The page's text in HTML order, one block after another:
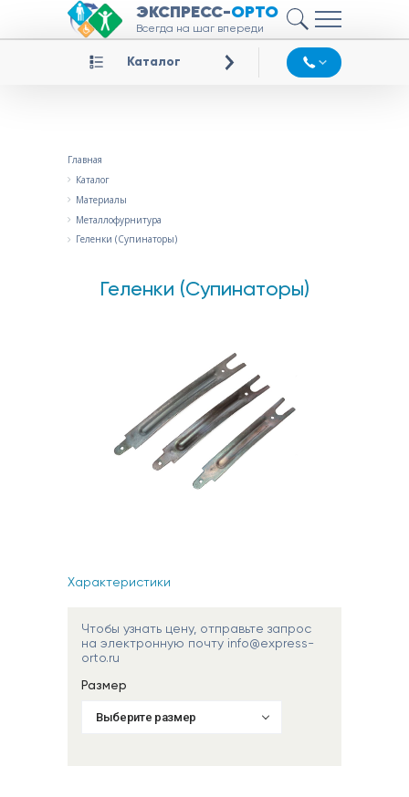
ЭКСПРЕСС-ОРТО
Всегда на шаг впереди
Каталог
Главная
Каталог
Материалы
Металлофурнитура
Геленки (Супинаторы)
Геленки (Супинаторы)
Характеристики
Чтобы узнать цену, отправьте запрос
на электронную почту info@express-
orto.ru
Размер
Выберите размер